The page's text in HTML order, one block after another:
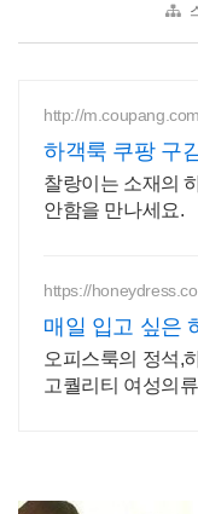
http://m.coupang.com
하객룩 쿠팡 구
소재
찰랑이는 소재의
안함을 만나세요.
https://
매일 입고 싶은
오피스룩의 정석,
고퀄리티 여성의